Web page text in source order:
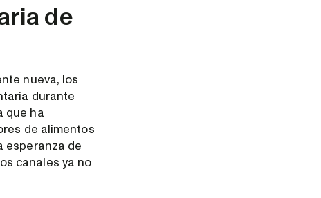
de
nueva, los
durante
que ha
de alimentos
esperanza de
canales ya no